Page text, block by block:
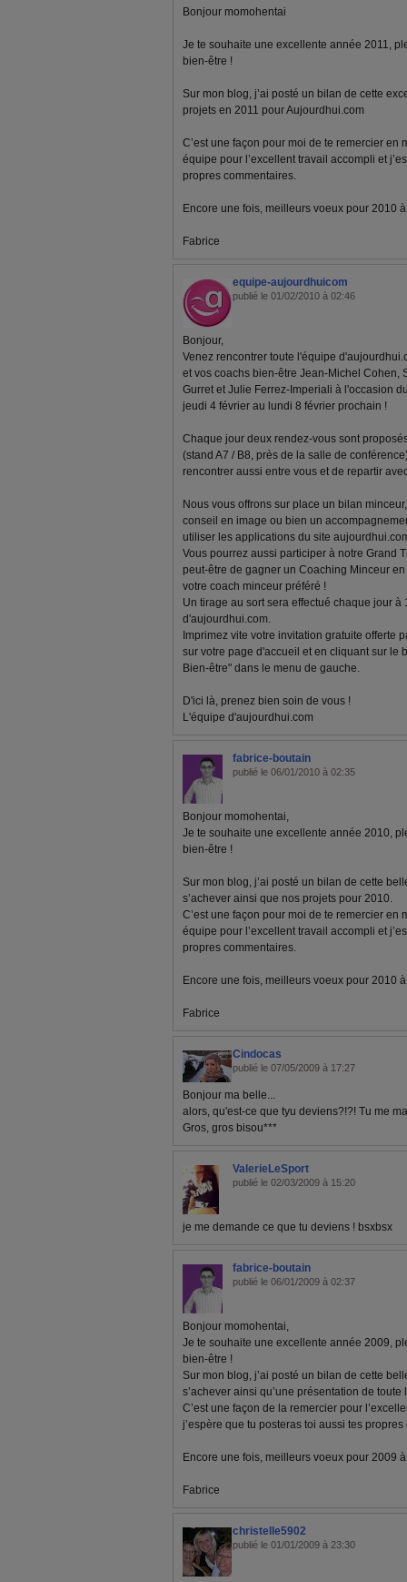
Bonjour momohentai
Je te souhaite une excellente année 2011,
bien-être !
Sur mon blog, j’ai posté un bilan de cette
projets en 2011 pour Aujourdhui.com
C’est une façon pour moi de te remercier en
équipe pour l’excellent travail accompli et
propres commentaires.
Encore une fois, meilleurs voeux pour 2010
Fabrice
equipe-aujourdhuicom
publié le 01/02/2010 à 02:46
Bonjour,
Venez rencontrer toute l'équipe
et vos coachs bien-être Jean-Michel Cohen,
Gurret et Julie Ferrez-Imperiali à l'occasion
jeudi 4 février au lundi 8 février prochain !
Chaque jour deux rendez-vous sont
(stand A7 / B8, près de la salle de
rencontrer aussi entre vous et de repartir
Nous vous offrons sur place un bilan
conseil en image ou bien un
utiliser les applications du site
Vous pourrez aussi participer à notre Grand
peut-être de gagner un Coaching Minceur
votre coach minceur préféré !
Un tirage au sort sera effectué chaque jour à
d'aujourdhui.com.
Imprimez vite votre invitation gratuite offerte
sur votre page d'accueil et en cliquant sur le
Bien-être" dans le menu de gauche.
D'ici là, prenez bien soin de vous !
L'équipe d'aujourdhui.com
fabrice-boutain
publié le 06/01/2010 à 02:35
Bonjour momohentai,
Je te souhaite une excellente année 2010,
bien-être !
Sur mon blog, j’ai posté un bilan de cette
s’achever ainsi que nos projets pour 2010.
C’est une façon pour moi de te remercier en
équipe pour l’excellent travail accompli et
propres commentaires.
Encore une fois, meilleurs voeux pour 2010
Fabrice
Cindocas
publié le 07/05/2009 à 17:27
Bonjour ma belle...
alors, qu'est-ce que tyu deviens?!?! Tu me
Gros, gros bisou***
ValerieLeSport
publié le 02/03/2009 à 15:20
je me demande ce que tu deviens ! bsxbsx
fabrice-boutain
publié le 06/01/2009 à 02:37
Bonjour momohentai,
Je te souhaite une excellente année 2009,
bien-être !
Sur mon blog, j’ai posté un bilan de cette
s’achever ainsi qu’une présentation de
C’est une façon de la remercier pour
j’espère que tu posteras toi aussi tes
Encore une fois, meilleurs voeux pour 2009
Fabrice
christelle5902
publié le 01/01/2009 à 23:30